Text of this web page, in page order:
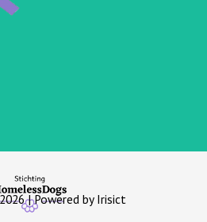
| Powered by Irisict